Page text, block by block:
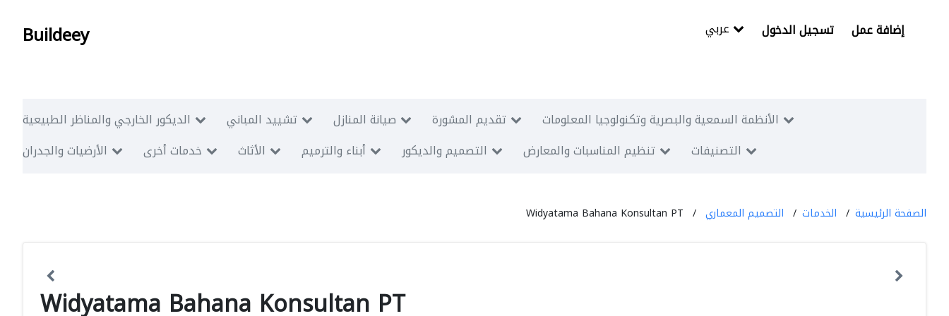
Buildeey تسجيل الدخول إضافة عمل
الديكور الخارجي والمناظر الطبيعية تشييد المباني صيانة المنازل تقديم المشورة
الأنظمة السمعية والبصرية وتكنولوجيا المعلومات
الأرضيات والجدران
خدمات أخرى الأثاث أبناء والترميم التصميم والديكور تنظيم المناسبات والمعارض التصنيفات
الصفحة الرئيسية الخدمات التصميم المعماري Widyatama Bahana Konsultan PT
Widyatama Bahana Konsultan PT